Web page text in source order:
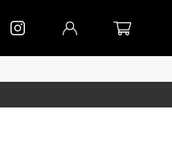
到着｜2026AW「マガジン」